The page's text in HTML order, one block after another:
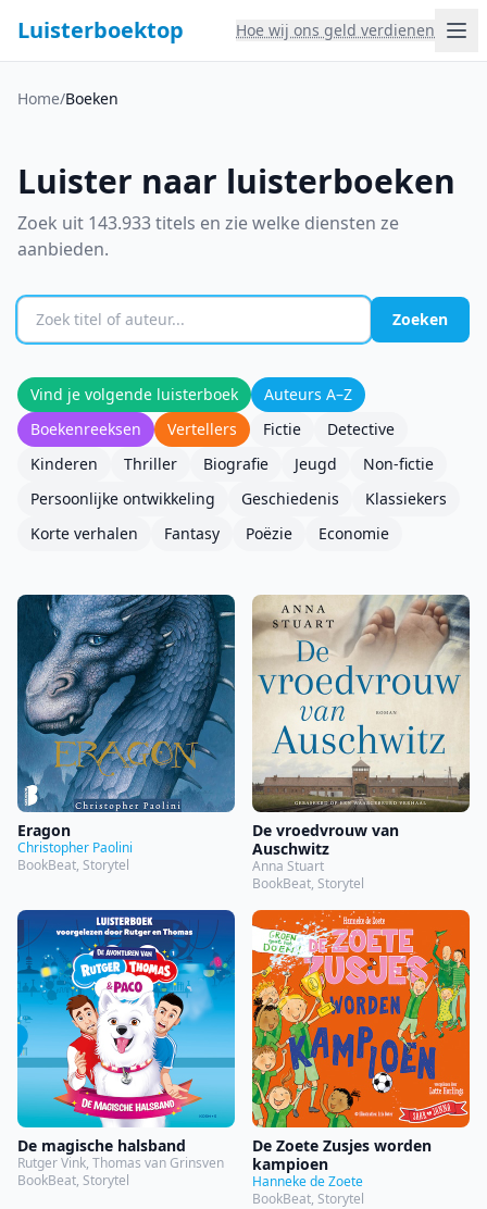
Luisterboektop Hoe wij ons geld verdienen
Home/Boeken
Luister naar luisterboeken
Zoek uit 143.933 titels en zie welke diensten ze
aanbieden.
Zoeken
Vind je volgende luisterboek
Auteurs A–Z
Boekenreeksen
Vertellers Fictie
Detective
Kinderen
Thriller Biografie Jeugd
Non-fictie
Persoonlijke ontwikkeling
Geschiedenis
Klassiekers
Korte verhalen
Fantasy Poëzie Economie
Eragon
Christopher Paolini
BookBeat, Storytel
De vroedvrouw van
Auschwitz
Anna Stuart
BookBeat, Storytel
De magische halsband
Rutger Vink, Thomas van Grinsven
BookBeat, Storytel
De Zoete Zusjes worden
kampioen
Hanneke de Zoete
BookBeat, Storytel